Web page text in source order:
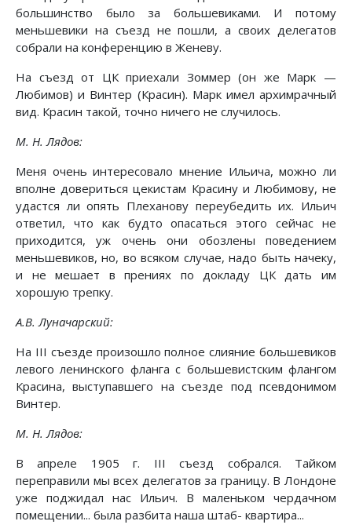
большинство было за большевиками. И потому
меньшевики на съезд не пошли, а своих делегатов
собрали на конференцию в Женеву.
На съезд от ЦК приехали Зоммер (он же Марк —
Любимов) и Винтер (Красин). Марк имел архимрачный
вид. Красин такой, точно ничего не случилось.
М. Н. Лядов:
Меня очень интересовало мнение Ильича, можно ли
вполне довериться цекистам Красину и Любимову, не
удастся ли опять Плеханову переубедить их. Ильич
ответил, что как будто опасаться этого сейчас не
приходится, уж очень они обозлены поведением
меньшевиков, но, во всяком случае, надо быть начеку,
и не мешает в прениях по докладу ЦК дать им
хорошую трепку.
А.В. Луначарский:
На III съезде произошло полное слияние большевиков
левого ленинского фланга с большевистским флангом
Красина, выступавшего на съезде под псевдонимом
Винтер.
М. Н. Лядов:
В апреле 1905 г. III съезд собрался. Тайком
переправили мы всех делегатов за границу. В Лондоне
уже поджидал нас Ильич. В маленьком чердачном
помещении... была разбита наша штаб- квартира...